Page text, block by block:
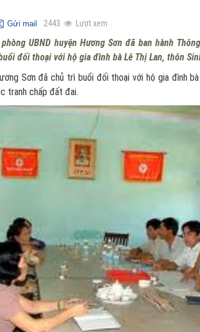
Gửi mail 2443 Lượt xem
UBND huyện Hương Sơn đã ban hành
đối thoại với hộ gia đình bà Lê Thị Lan, thôn
Sơn đã chủ trì buổi đối thoại với hộ gia đình
tranh chấp đất đai.